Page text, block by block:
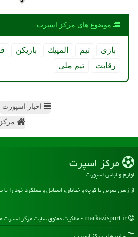
موضوع های مركز اسپرت
بازی تیم المپیك بازیكن
رقابت
تیم ملی
اخبار اسپورت
مركز اسپرت
لوازم و لباس اسپورت
از زمین تمرین تا کوچه و خیابان، استایل و عملکرد خود را